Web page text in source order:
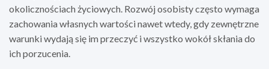
okolicznościach życiowych. Rozwój osobisty często wymaga
zachowania własnych wartości nawet wtedy, gdy zewnętrzne
warunki wydają się im przeczyć i wszystko wokół skłania do
ich porzucenia.